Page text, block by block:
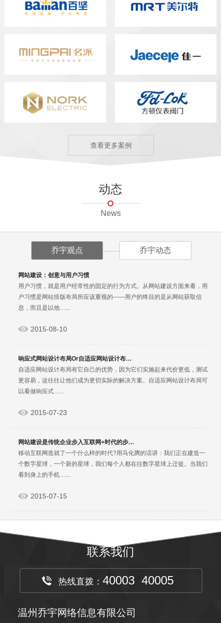
查看更多案例
动态
News
乔宇观点 乔宇动态
网站建设：创意与用户习惯
用户习惯，就是用户经常性的固定的行为方式。从网站建设方面来看，用
户习惯是网站排版布局所应该重视的——用户的终目的是从网站获取信
息，而且是以他…...
2015-08-10
响应式网站设计布局Or自适应网站设计布…
自适应网站设计布局有它自己的优势，因为它们实施起来代价更低，测试
更容易，这往往让他们成为更切实际的解决方案。自适应网站设计布局可
以看做响应式…...
2015-07-23
网站建设是传统企业步入互联网+时代的步…
移动互联网造就了一个什么样的时代?用马化腾的话讲：我们正在建造一
个数字星球，一个新的星球，我们每个人都在往数字星球上迁徙。当我们
看到身上的手机…...
2015-07-15
联系我们
热线直拨： 40003 40005
温州乔宇网络信息有限公司